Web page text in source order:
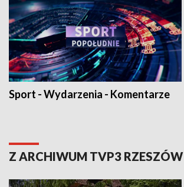
Sport - Wydarzenia - Komentarze
Z ARCHIWUM TVP3 RZESZÓW